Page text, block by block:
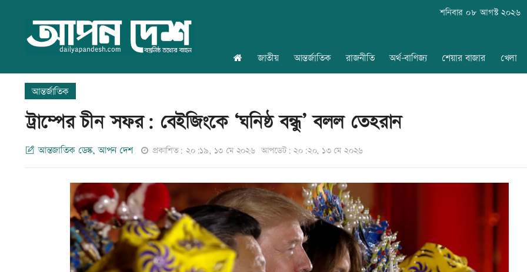
শনিবার ০৮ আগস্ট ২০২৬
জাতীয় আন্তর্জাতিক রাজনীতি অর্থ-বাণিজ্য শেয়ার বাজার খেলা
আন্তর্জাতিক
ট্রাম্পের চীন সফর: বেইজিংকে ‘ঘনিষ্ঠ বন্ধু’ বলল তেহরান
আন্তজাতিক ডেস্ক, আপন দেশ প্রকাশিত: ২০:১৯, ১৩ মে ২০২৬ আপডেট: ২০:২০, ১৩ মে ২০২৬